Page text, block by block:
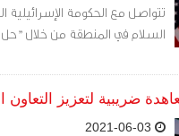
تتواصل مع الحكومة الإسرائيلية
السلام في المنطقة من خلال "حل
ضريبية لتعزيز